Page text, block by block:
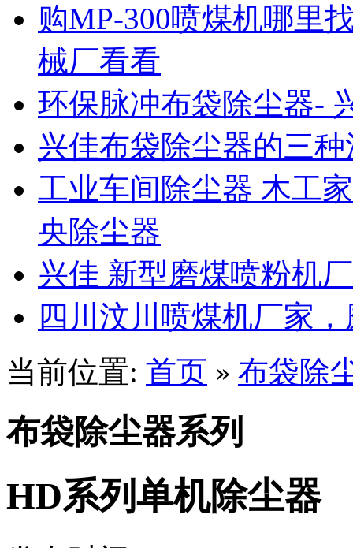
购MP-300喷煤机哪里
械厂看看
环保脉冲布袋除尘器-
兴佳布袋除尘器的三
工业车间除尘器 木工
央除尘器
兴佳 新型磨煤喷粉机
四川汶川喷煤机厂家
当前位置: 首页 » 布袋除
布袋除尘器系列
HD系列单机除尘器